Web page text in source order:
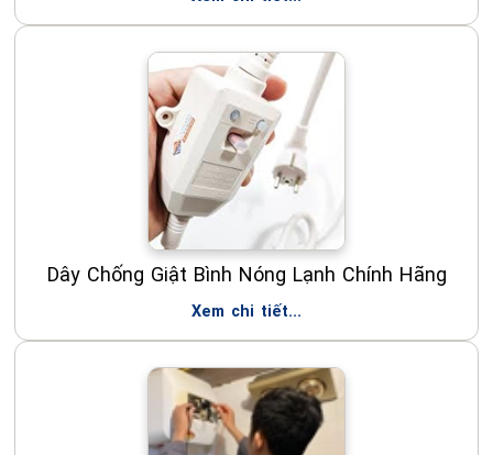
Dây Chống Giật Bình Nóng Lạnh Chính Hãng
Xem chi tiết...